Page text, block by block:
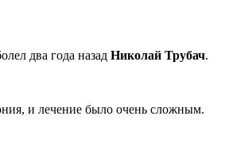
два года назад Николай Трубач.
и лечение было очень сложным.